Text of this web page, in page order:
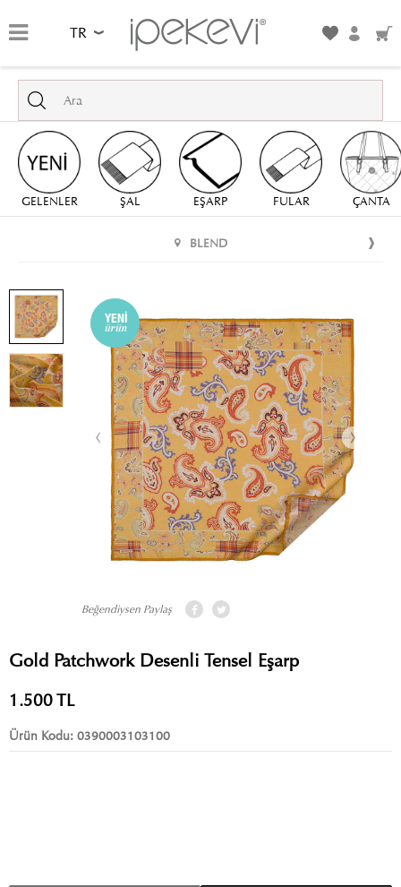
TR
GELENLER ŞAL EŞARP FULAR ÇANTA
BLEND
Beğendiysen Paylaş
Gold Patchwork Desenli Tensel Eşarp
1.500TL
Ürün Kodu: 0390003103100